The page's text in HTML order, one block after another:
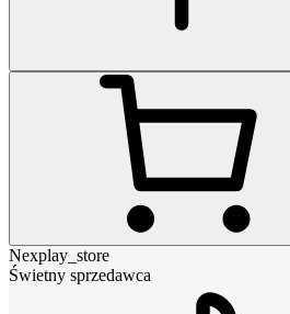
Nexplay_store
Świetny sprzedawca